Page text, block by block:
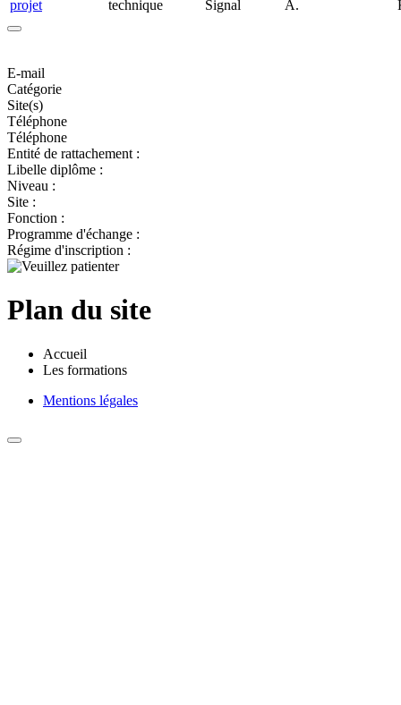
projet
technique
Signal
A.
E-mail
Catégorie
Site(s)
Téléphone
Téléphone
Entité de rattachement :
Libelle diplôme :
Niveau :
Site :
Fonction :
Programme d'échange :
Régime d'inscription :
Plan du site
Accueil
Les formations
Mentions légales